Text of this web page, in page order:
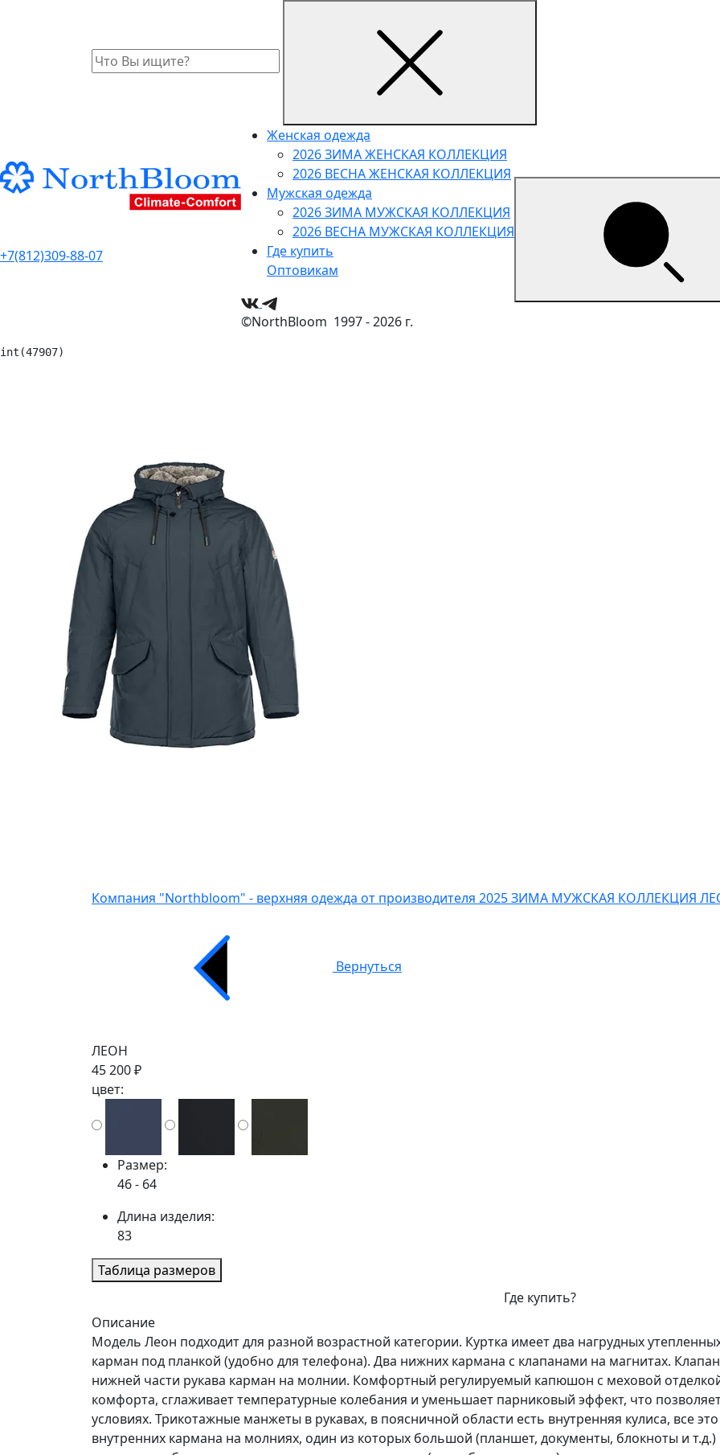
+7(812)309-88-07
Женская одежда
2026 ЗИМА ЖЕНСКАЯ КОЛЛЕКЦИЯ
2026 ВЕСНА ЖЕНСКАЯ КОЛЛЕКЦИЯ
Мужская одежда
2026 ЗИМА МУЖСКАЯ КОЛЛЕКЦИЯ
2026 ВЕСНА МУЖСКАЯ КОЛЛЕКЦИЯ
Где купить
Оптовикам
©NorthBloom 1997 - 2026 г.
Компания "Northbloom" - верхняя одежда от производителя 2025 ЗИМА МУЖСКАЯ КОЛЛЕКЦИЯ
Вернуться
ЛЕОН
45 200 ₽
цвет:
Размер:
46 - 64
Длина изделия:
83
Таблица размеров
Где купить?
Описание
Модель Леон подходит для разной возрастной категории. Куртка имеет два нагрудных
карман под планкой (удобно для телефона). Два нижних кармана с клапанами на магнитах.
нижней части рукава карман на молнии. Комфортный регулируемый капюшон с меховой
комфорта, сглаживает температурные колебания и уменьшает парниковый эффект, что
условиях. Трикотажные манжеты в рукавах, в поясничной области есть внутренняя кулиса, все
внутренних кармана на молниях, один из которых большой (планшет, документы, блокноты и